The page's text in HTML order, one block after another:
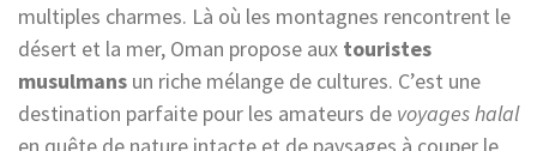
multiples charmes. Là où les montagnes rencontrent le
désert et la mer, Oman propose aux touristes
musulmans un riche mélange de cultures. C’est une
destination parfaite pour les amateurs de voyages halal